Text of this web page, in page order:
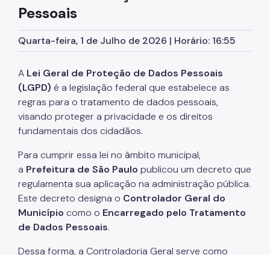
Mobilidade Urbana e Transporte
Acesso à Proteção de Dados Pessoais
Autorizações Especiais
Cartão de Estacionamento (DeFis)
Cadastro de Caminhões
Carga a Frete
Pessoais
Quarta-feira, 1 de Julho de 2026 | Horário: 16:55
A Lei Geral de Proteção de Dados Pessoais
(LGPD) é a legislação federal que estabelece as
regras para o tratamento de dados pessoais,
visando proteger a privacidade e os direitos
fundamentais dos cidadãos.
Para cumprir essa lei no âmbito municipal,
a Prefeitura de São Paulo publicou um decreto que
regulamenta sua aplicação na administração pública.
Este decreto designa o Controlador Geral do
Município como o Encarregado pelo Tratamento
de Dados Pessoais.
Dessa forma, a Controladoria Geral serve como